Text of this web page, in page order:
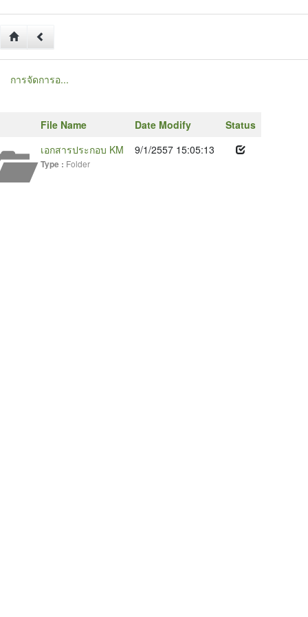
การจัดการอ...
File Name Date Modify
Status
เอกสารประกอบ KM
Type : Folder
9/1/2557 15:05:13